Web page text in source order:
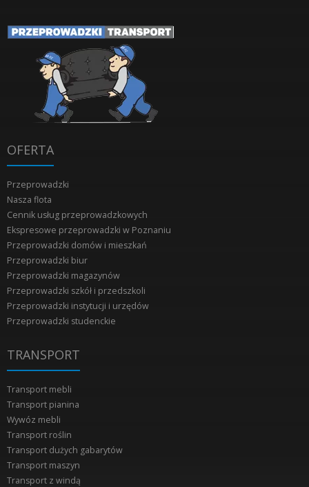
OFERTA
Przeprowadzki
Nasza flota
Cennik usług przeprowadzkowych
Ekspresowe przeprowadzki w Poznaniu
Przeprowadzki domów i mieszkań
Przeprowadzki biur
Przeprowadzki magazynów
Przeprowadzki szkół i przedszkoli
Przeprowadzki instytucji i urzędów
Przeprowadzki studenckie
TRANSPORT
Transport mebli
Transport pianina
Wywóz mebli
Transport roślin
Transport dużych gabarytów
Transport maszyn
Transport z windą